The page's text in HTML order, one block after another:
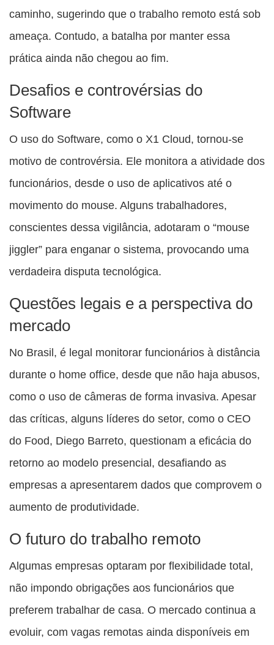
caminho, sugerindo que o trabalho remoto está sob
ameaça. Contudo, a batalha por manter essa
prática ainda não chegou ao fim.
Desafios e controvérsias do
Software
O uso do Software, como o X1 Cloud, tornou-se
motivo de controvérsia. Ele monitora a atividade dos
funcionários, desde o uso de aplicativos até o
movimento do mouse. Alguns trabalhadores,
conscientes dessa vigilância, adotaram o “mouse
jiggler” para enganar o sistema, provocando uma
verdadeira disputa tecnológica.
Questões legais e a perspectiva do
mercado
No Brasil, é legal monitorar funcionários à distância
durante o home office, desde que não haja abusos,
como o uso de câmeras de forma invasiva. Apesar
das críticas, alguns líderes do setor, como o CEO
do Food, Diego Barreto, questionam a eficácia do
retorno ao modelo presencial, desafiando as
empresas a apresentarem dados que comprovem o
aumento de produtividade.
O futuro do trabalho remoto
Algumas empresas optaram por flexibilidade total,
não impondo obrigações aos funcionários que
preferem trabalhar de casa. O mercado continua a
evoluir, com vagas remotas ainda disponíveis em